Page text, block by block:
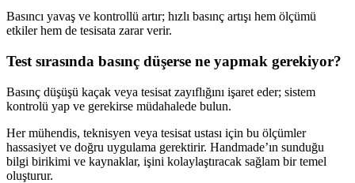
Basıncı yavaş ve kontrollü artır; hızlı basınç artışı hem ölçümü
etkiler hem de tesisata zarar verir.
Test sırasında basınç düşerse ne yapmak gerekiyor?
Basınç düşüşü kaçak veya tesisat zayıflığını işaret eder; sistem
kontrolü yap ve gerekirse müdahalede bulun.
Her mühendis, teknisyen veya tesisat ustası için bu ölçümler
hassasiyet ve doğru uygulama gerektirir. Handmade’ın sunduğu
bilgi birikimi ve kaynaklar, işini kolaylaştıracak sağlam bir temel
oluşturur.